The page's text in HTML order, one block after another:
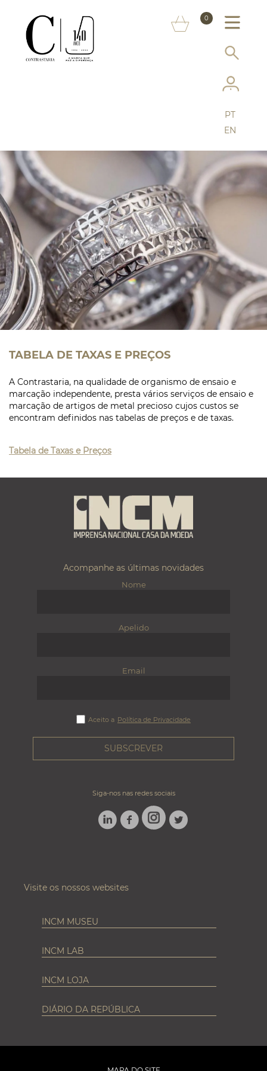
0
INFORMAÇÃO AO CONSUMIDOR
SERVIÇOS
MAIS CONTRASTARIA
FAQ
LOJA ONLINE
PT
EN
TABELA DE TAXAS E PREÇOS
A Contrastaria, na qualidade de organismo de ensaio e
marcação independente, presta vários serviços de ensaio e
marcação de artigos de metal precioso cujos custos se
encontram definidos nas tabelas de preços e de taxas.
Tabela de Taxas e Preços
Acompanhe as últimas novidades
Nome
Apelido
Email
Aceito a Política de Privacidade
Siga-nos nas redes sociais
LINKEDINFACEBOOK
INSTAGRAM
TWITTER
Visite os nossos websites
INCM MUSEU
INCM LAB
INCM LOJA
DIÁRIO DA REPÚBLICA